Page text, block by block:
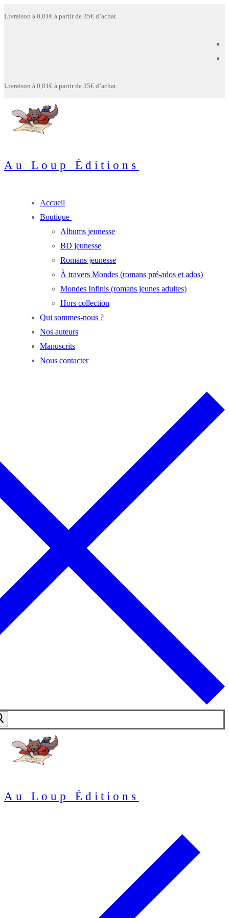
Livraison à 0,01€ à partir de 35€ d’achat.
Livraison à 0,01€ à partir de 35€ d’achat.
Au Loup Éditions
Accueil
Boutique
Albums jeunesse
BD jeunesse
Romans jeunesse
À travers Mondes (romans pré-ados et ados)
Mondes Infinis (romans jeunes adultes)
Hors collection
Qui sommes-nous ?
Nos auteurs
Manuscrits
Nous contacter
Au Loup Éditions